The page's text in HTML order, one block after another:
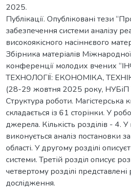
2025.
Публікації. Опубліковані тези
забезпечення системи аналізу
високоякісного насіннєвого
Збірника матеріалів
конференції молодих вчених
ТЕХНОЛОГІЇ: ЕКОНОМІКА,
(28-29 жовтня 2025 року, НУБіП
Структура роботи. Магістерська
складається із 61 сторінки. У
джерела. Кількість розділів - 4.
виконується аналіз постановки
області. У другому розділі
системи. Третій розділ описує
четвертому розділі представлені
дослідження.